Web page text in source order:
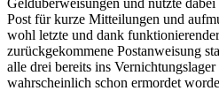
Geldüberweisungen und nutzte
Post für kurze Mitteilungen und
wohl letzte und dank
zurückgekommene Postanweisung
alle drei bereits ins
wahrscheinlich schon ermordet